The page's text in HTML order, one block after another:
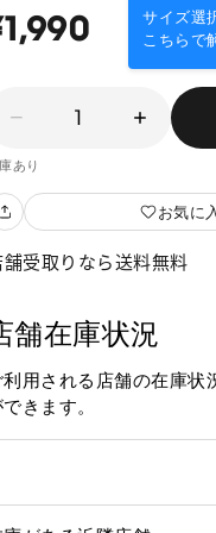
サイズ選
こちらで
1
あり
お気に
舗受取りなら送料無料
舗在庫状況
利用される店舗の在庫状
きます。